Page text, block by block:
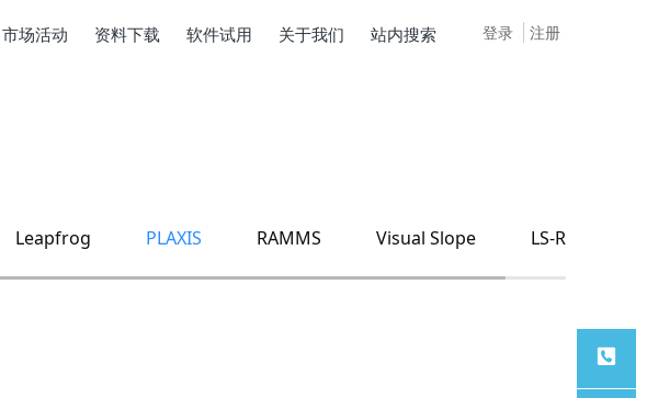
登录 注册
市场活动 资料下载 软件试用 关于我们 站内搜索
Leapfrog PLAXIS RAMMS Visual Slope LS-Rapid